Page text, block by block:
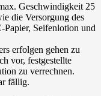
Geschwindigkeit 25
die Versorgung des
Papier, Seifenlotion und
erfolgen gehen zu
vor, festgestellte
zu verrechnen.
fällig.